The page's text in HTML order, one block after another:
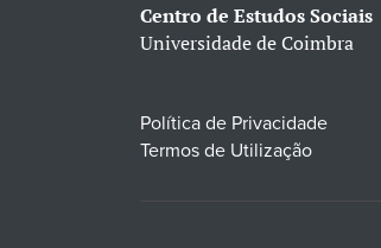
Centro de Estudos Sociais
Universidade de Coimbra
Política de Privacidade
Termos de Utilização